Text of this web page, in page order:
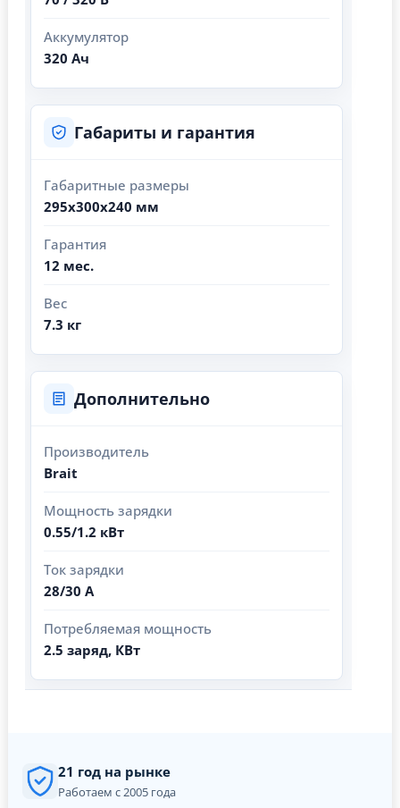
Аккумулятор
320 Ач
Габариты и гарантия
Габаритные размеры
295х300х240 мм
Гарантия
12 мес.
Вес
7.3 кг
Дополнительно
Производитель
Brait
Мощность зарядки
0.55/1.2 кВт
Ток зарядки
28/30 А
Потребляемая мощность
2.5 заряд, КВт
21 год на рынке
Работаем с 2005 года